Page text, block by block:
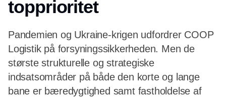
topprioritet
Pandemien og Ukraine-krigen udfordrer COOP
Logistik på forsyningssikkerheden. Men de
største strukturelle og strategiske
indsatsområder på både den korte og lange
bane er bæredygtighed samt fastholdelse af